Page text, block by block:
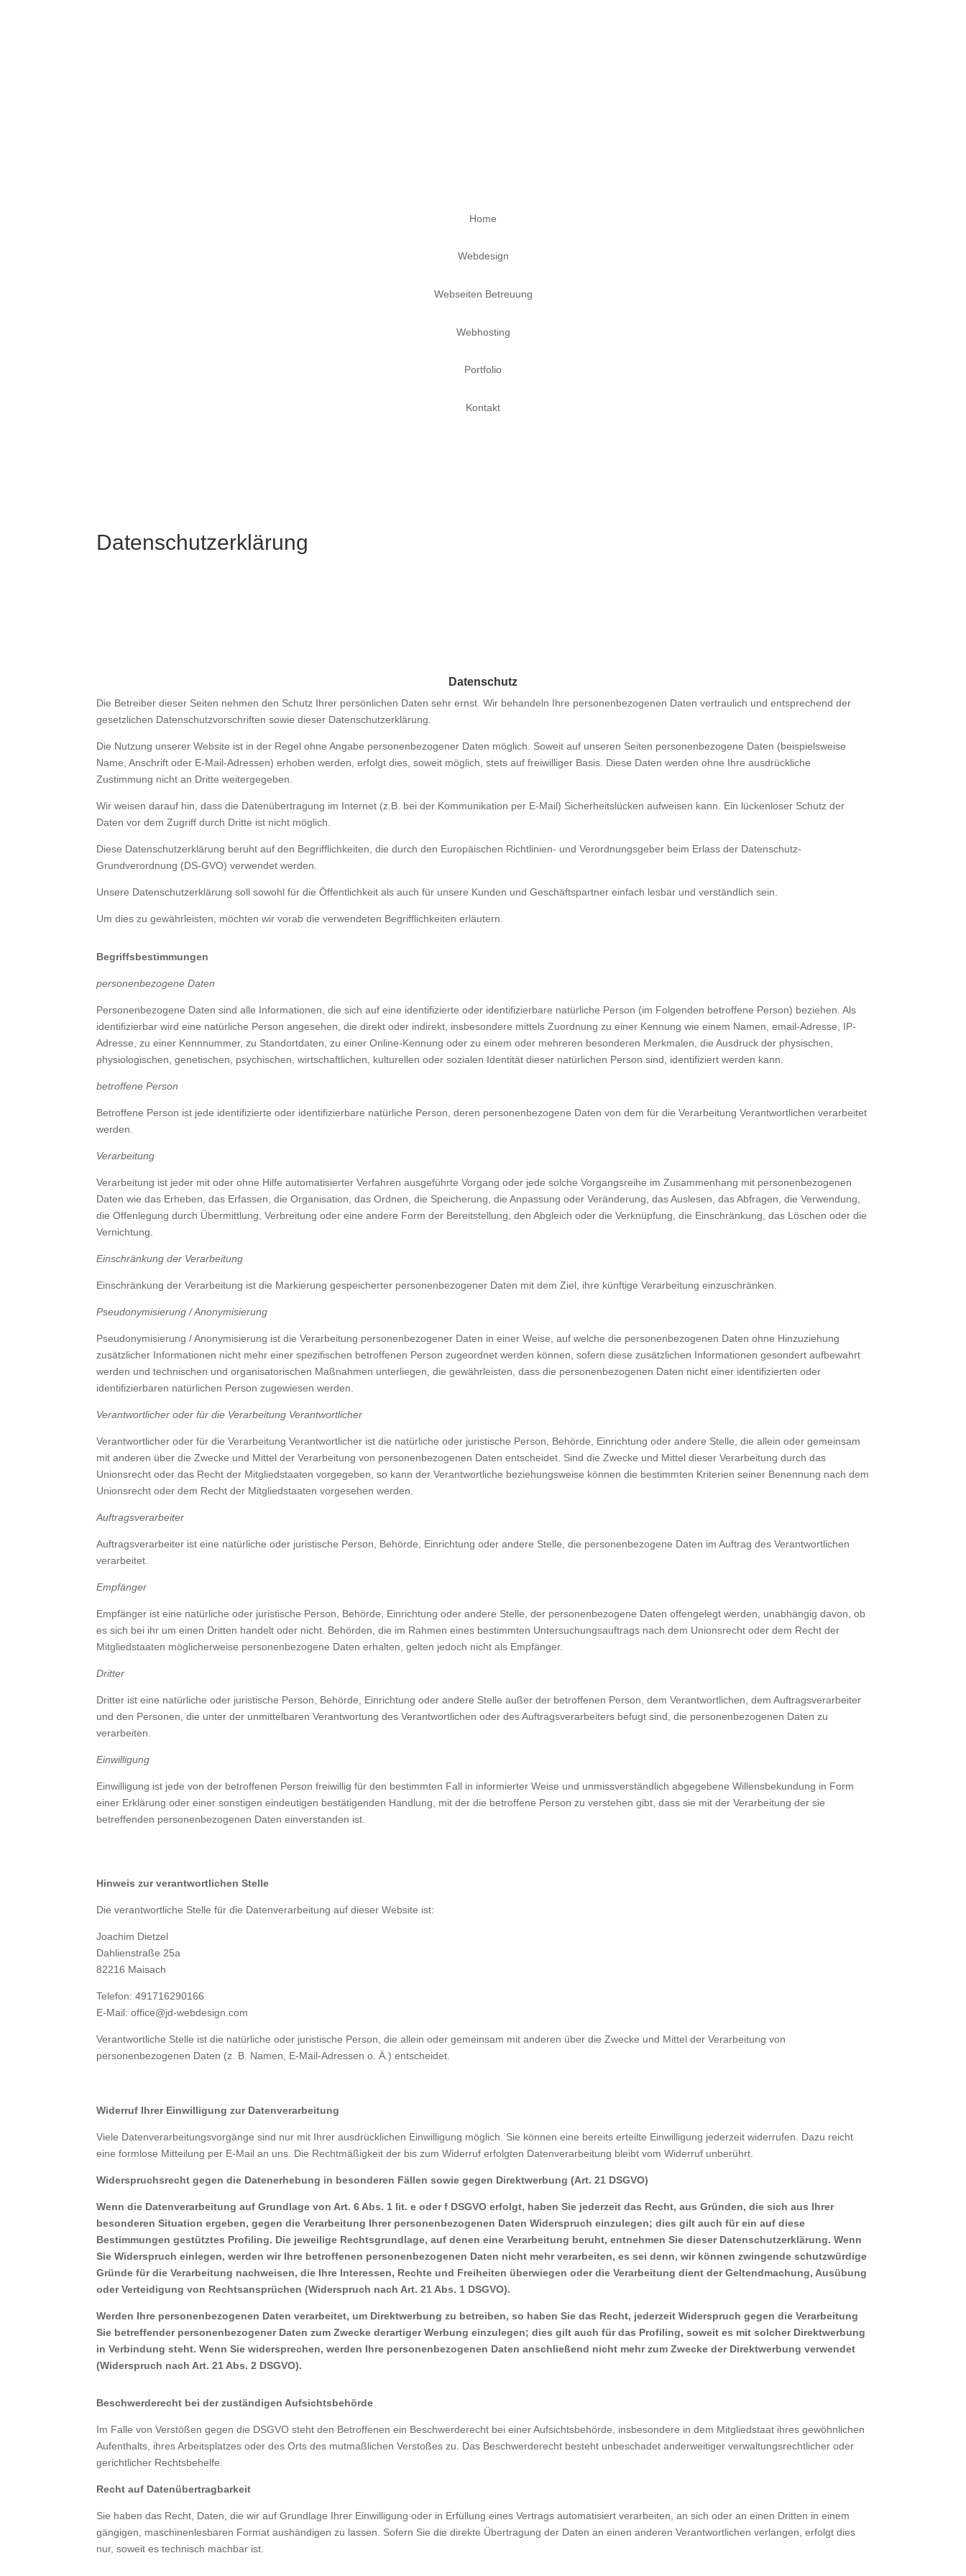
Home
Webdesign
Webseiten Betreuung
Webhosting
Portfolio
Kontakt
Datenschutzerklärung
Datenschutz
Die Betreiber dieser Seiten nehmen den Schutz Ihrer persönlichen Daten sehr ernst. Wir behandeln Ihre personenbezogenen Daten vertraulich und entsprechend der
gesetzlichen Datenschutzvorschriften sowie dieser Datenschutzerklärung.
Die Nutzung unserer Website ist in der Regel ohne Angabe personenbezogener Daten möglich. Soweit auf unseren Seiten personenbezogene Daten (beispielsweise
Name, Anschrift oder E-Mail-Adressen) erhoben werden, erfolgt dies, soweit möglich, stets auf freiwilliger Basis. Diese Daten werden ohne Ihre ausdrückliche
Zustimmung nicht an Dritte weitergegeben.
Wir weisen darauf hin, dass die Datenübertragung im Internet (z.B. bei der Kommunikation per E-Mail) Sicherheitslücken aufweisen kann. Ein lückenloser Schutz der
Daten vor dem Zugriff durch Dritte ist nicht möglich.
Diese Datenschutzerklärung beruht auf den Begrifflichkeiten, die durch den Europäischen Richtlinien- und Verordnungsgeber beim Erlass der Datenschutz-
Grundverordnung (DS-GVO) verwendet werden.
Unsere Datenschutzerklärung soll sowohl für die Öffentlichkeit als auch für unsere Kunden und Geschäftspartner einfach lesbar und verständlich sein.
Um dies zu gewährleisten, möchten wir vorab die verwendeten Begrifflichkeiten erläutern.
Begriffsbestimmungen
personenbezogene Daten
Personenbezogene Daten sind alle Informationen, die sich auf eine identifizierte oder identifizierbare natürliche Person (im Folgenden betroffene Person) beziehen. Als
identifizierbar wird eine natürliche Person angesehen, die direkt oder indirekt, insbesondere mittels Zuordnung zu einer Kennung wie einem Namen, email-Adresse, IP-
Adresse, zu einer Kennnummer, zu Standortdaten, zu einer Online-Kennung oder zu einem oder mehreren besonderen Merkmalen, die Ausdruck der physischen,
physiologischen, genetischen, psychischen, wirtschaftlichen, kulturellen oder sozialen Identität dieser natürlichen Person sind, identifiziert werden kann.
betroffene Person
Betroffene Person ist jede identifizierte oder identifizierbare natürliche Person, deren personenbezogene Daten von dem für die Verarbeitung Verantwortlichen verarbeitet
werden.
Verarbeitung
Verarbeitung ist jeder mit oder ohne Hilfe automatisierter Verfahren ausgeführte Vorgang oder jede solche Vorgangsreihe im Zusammenhang mit personenbezogenen
Daten wie das Erheben, das Erfassen, die Organisation, das Ordnen, die Speicherung, die Anpassung oder Veränderung, das Auslesen, das Abfragen, die Verwendung,
die Offenlegung durch Übermittlung, Verbreitung oder eine andere Form der Bereitstellung, den Abgleich oder die Verknüpfung, die Einschränkung, das Löschen oder die
Vernichtung.
Einschränkung der Verarbeitung
Einschränkung der Verarbeitung ist die Markierung gespeicherter personenbezogener Daten mit dem Ziel, ihre künftige Verarbeitung einzuschränken.
Pseudonymisierung / Anonymisierung
Pseudonymisierung / Anonymisierung ist die Verarbeitung personenbezogener Daten in einer Weise, auf welche die personenbezogenen Daten ohne Hinzuziehung
zusätzlicher Informationen nicht mehr einer spezifischen betroffenen Person zugeordnet werden können, sofern diese zusätzlichen Informationen gesondert aufbewahrt
werden und technischen und organisatorischen Maßnahmen unterliegen, die gewährleisten, dass die personenbezogenen Daten nicht einer identifizierten oder
identifizierbaren natürlichen Person zugewiesen werden.
Verantwortlicher oder für die Verarbeitung Verantwortlicher
Verantwortlicher oder für die Verarbeitung Verantwortlicher ist die natürliche oder juristische Person, Behörde, Einrichtung oder andere Stelle, die allein oder gemeinsam
mit anderen über die Zwecke und Mittel der Verarbeitung von personenbezogenen Daten entscheidet. Sind die Zwecke und Mittel dieser Verarbeitung durch das
Unionsrecht oder das Recht der Mitgliedstaaten vorgegeben, so kann der Verantwortliche beziehungsweise können die bestimmten Kriterien seiner Benennung nach dem
Unionsrecht oder dem Recht der Mitgliedstaaten vorgesehen werden.
Auftragsverarbeiter
Auftragsverarbeiter ist eine natürliche oder juristische Person, Behörde, Einrichtung oder andere Stelle, die personenbezogene Daten im Auftrag des Verantwortlichen
verarbeitet.
Empfänger
Empfänger ist eine natürliche oder juristische Person, Behörde, Einrichtung oder andere Stelle, der personenbezogene Daten offengelegt werden, unabhängig davon, ob
es sich bei ihr um einen Dritten handelt oder nicht. Behörden, die im Rahmen eines bestimmten Untersuchungsauftrags nach dem Unionsrecht oder dem Recht der
Mitgliedstaaten möglicherweise personenbezogene Daten erhalten, gelten jedoch nicht als Empfänger.
Dritter
Dritter ist eine natürliche oder juristische Person, Behörde, Einrichtung oder andere Stelle außer der betroffenen Person, dem Verantwortlichen, dem Auftragsverarbeiter
und den Personen, die unter der unmittelbaren Verantwortung des Verantwortlichen oder des Auftragsverarbeiters befugt sind, die personenbezogenen Daten zu
verarbeiten.
Einwilligung
Einwilligung ist jede von der betroffenen Person freiwillig für den bestimmten Fall in informierter Weise und unmissverständlich abgegebene Willensbekundung in Form
einer Erklärung oder einer sonstigen eindeutigen bestätigenden Handlung, mit der die betroffene Person zu verstehen gibt, dass sie mit der Verarbeitung der sie
betreffenden personenbezogenen Daten einverstanden ist.
Hinweis zur verantwortlichen Stelle
Die verantwortliche Stelle für die Datenverarbeitung auf dieser Website ist:
Joachim Dietzel
Dahlienstraße 25a
82216 Maisach
Telefon: 491716290166
E-Mail: office@jd-webdesign.com
Verantwortliche Stelle ist die natürliche oder juristische Person, die allein oder gemeinsam mit anderen über die Zwecke und Mittel der Verarbeitung von
personenbezogenen Daten (z. B. Namen, E-Mail-Adressen o. Ä.) entscheidet.
Widerruf Ihrer Einwilligung zur Datenverarbeitung
Viele Datenverarbeitungsvorgänge sind nur mit Ihrer ausdrücklichen Einwilligung möglich. Sie können eine bereits erteilte Einwilligung jederzeit widerrufen. Dazu reicht
eine formlose Mitteilung per E-Mail an uns. Die Rechtmäßigkeit der bis zum Widerruf erfolgten Datenverarbeitung bleibt vom Widerruf unberührt.
Widerspruchsrecht gegen die Datenerhebung in besonderen Fällen sowie gegen Direktwerbung (Art. 21 DSGVO)
Wenn die Datenverarbeitung auf Grundlage von Art. 6 Abs. 1 lit. e oder f DSGVO erfolgt, haben Sie jederzeit das Recht, aus Gründen, die sich aus Ihrer
besonderen Situation ergeben, gegen die Verarbeitung Ihrer personenbezogenen Daten Widerspruch einzulegen; dies gilt auch für ein auf diese
Bestimmungen gestütztes Profiling. Die jeweilige Rechtsgrundlage, auf denen eine Verarbeitung beruht, entnehmen Sie dieser Datenschutzerklärung. Wenn
Sie Widerspruch einlegen, werden wir Ihre betroffenen personenbezogenen Daten nicht mehr verarbeiten, es sei denn, wir können zwingende schutzwürdige
Gründe für die Verarbeitung nachweisen, die Ihre Interessen, Rechte und Freiheiten überwiegen oder die Verarbeitung dient der Geltendmachung, Ausübung
oder Verteidigung von Rechtsansprüchen (Widerspruch nach Art. 21 Abs. 1 DSGVO).
Werden Ihre personenbezogenen Daten verarbeitet, um Direktwerbung zu betreiben, so haben Sie das Recht, jederzeit Widerspruch gegen die Verarbeitung
Sie betreffender personenbezogener Daten zum Zwecke derartiger Werbung einzulegen; dies gilt auch für das Profiling, soweit es mit solcher Direktwerbung
in Verbindung steht. Wenn Sie widersprechen, werden Ihre personenbezogenen Daten anschließend nicht mehr zum Zwecke der Direktwerbung verwendet
(Widerspruch nach Art. 21 Abs. 2 DSGVO).
Beschwerderecht bei der zuständigen Aufsichtsbehörde
Im Falle von Verstößen gegen die DSGVO steht den Betroffenen ein Beschwerderecht bei einer Aufsichtsbehörde, insbesondere in dem Mitgliedstaat ihres gewöhnlichen
Aufenthalts, ihres Arbeitsplatzes oder des Orts des mutmaßlichen Verstoßes zu. Das Beschwerderecht besteht unbeschadet anderweitiger verwaltungsrechtlicher oder
gerichtlicher Rechtsbehelfe.
Recht auf Datenübertragbarkeit
Sie haben das Recht, Daten, die wir auf Grundlage Ihrer Einwilligung oder in Erfüllung eines Vertrags automatisiert verarbeiten, an sich oder an einen Dritten in einem
gängigen, maschinenlesbaren Format aushändigen zu lassen. Sofern Sie die direkte Übertragung der Daten an einen anderen Verantwortlichen verlangen, erfolgt dies
nur, soweit es technisch machbar ist.